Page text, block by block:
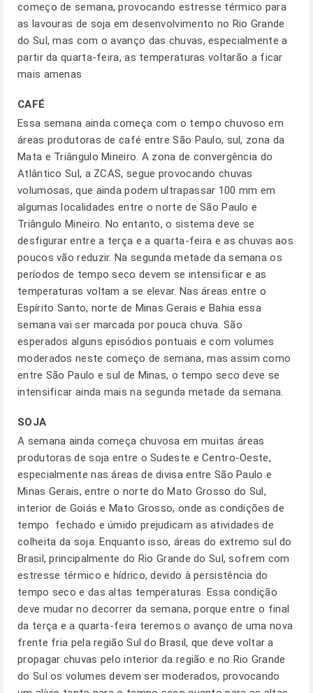
começo de semana, provocando estresse térmico para
as lavouras de soja em desenvolvimento no Rio Grande
do Sul, mas com o avanço das chuvas, especialmente a
partir da quarta-feira, as temperaturas voltarão a ficar
mais amenas
CAFÉ
Essa semana ainda começa com o tempo chuvoso em
áreas produtoras de café entre São Paulo, sul, zona da
Mata e Triângulo Mineiro. A zona de convergência do
Atlântico Sul, a ZCAS, segue provocando chuvas
volumosas, que ainda podem ultrapassar 100 mm em
algumas localidades entre o norte de São Paulo e
Triângulo Mineiro. No entanto, o sistema deve se
desfigurar entre a terça e a quarta-feira e as chuvas aos
poucos vão reduzir. Na segunda metade da semana os
períodos de tempo seco devem se intensificar e as
temperaturas voltam a se elevar. Nas áreas entre o
Espírito Santo, norte de Minas Gerais e Bahia essa
semana vai ser marcada por pouca chuva. São
esperados alguns episódios pontuais e com volumes
moderados neste começo de semana, mas assim como
entre São Paulo e sul de Minas, o tempo seco deve se
intensificar ainda mais na segunda metade da semana.
SOJA
A semana ainda começa chuvosa em muitas áreas
produtoras de soja entre o Sudeste e Centro-Oeste,
especialmente nas áreas de divisa entre São Paulo e
Minas Gerais, entre o norte do Mato Grosso do Sul,
interior de Goiás e Mato Grosso, onde as condições de
tempo fechado e úmido prejudicam as atividades de
colheita da soja. Enquanto isso, áreas do extremo sul do
Brasil, principalmente do Rio Grande do Sul, sofrem com
estresse térmico e hídrico, devido à persistência do
tempo seco e das altas temperaturas. Essa condição
deve mudar no decorrer da semana, porque entre o final
da terça e a quarta-feira teremos o avanço de uma nova
frente fria pela região Sul do Brasil, que deve voltar a
propagar chuvas pelo interior da região e no Rio Grande
do Sul os volumes devem ser moderados, provocando